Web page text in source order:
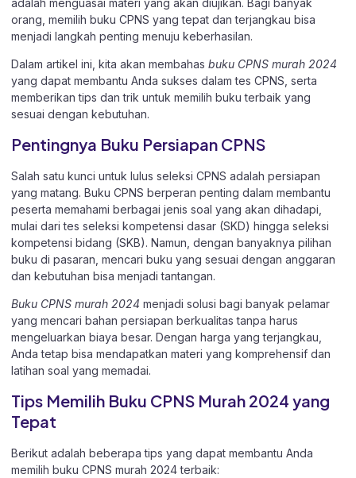
adalah menguasai materi yang akan diujikan. Bagi banyak
orang, memilih buku CPNS yang tepat dan terjangkau bisa
menjadi langkah penting menuju keberhasilan.
Dalam artikel ini, kita akan membahas buku CPNS murah 2024
yang dapat membantu Anda sukses dalam tes CPNS, serta
memberikan tips dan trik untuk memilih buku terbaik yang
sesuai dengan kebutuhan.
Pentingnya Buku Persiapan CPNS
Salah satu kunci untuk lulus seleksi CPNS adalah persiapan
yang matang. Buku CPNS berperan penting dalam membantu
peserta memahami berbagai jenis soal yang akan dihadapi,
mulai dari tes seleksi kompetensi dasar (SKD) hingga seleksi
kompetensi bidang (SKB). Namun, dengan banyaknya pilihan
buku di pasaran, mencari buku yang sesuai dengan anggaran
dan kebutuhan bisa menjadi tantangan.
Buku CPNS murah 2024 menjadi solusi bagi banyak pelamar
yang mencari bahan persiapan berkualitas tanpa harus
mengeluarkan biaya besar. Dengan harga yang terjangkau,
Anda tetap bisa mendapatkan materi yang komprehensif dan
latihan soal yang memadai.
Tips Memilih Buku CPNS Murah 2024 yang
Tepat
Berikut adalah beberapa tips yang dapat membantu Anda
memilih buku CPNS murah 2024 terbaik: